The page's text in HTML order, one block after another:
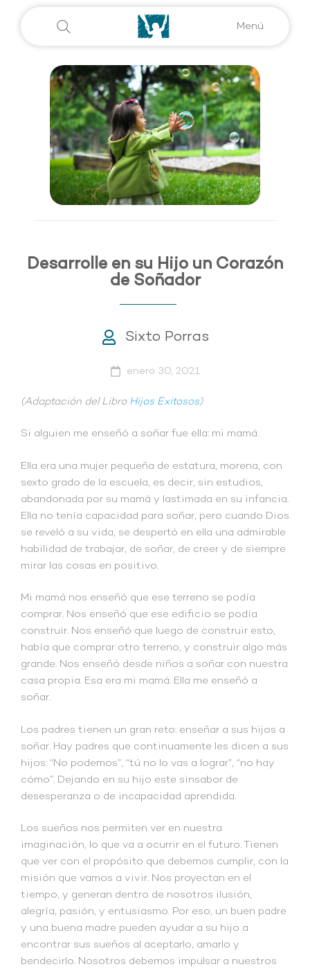
Menú
Desarrolle en su Hijo un Corazón
de Soñador
Sixto Porras
enero 30, 2021
(Adaptación del Libro Hijos Exitosos)
Si alguien me enseñó a soñar fue ella: mi mamá.
Ella era una mujer pequeña de estatura, morena, con
sexto grado de la escuela, es decir, sin estudios,
abandonada por su mamá y lastimada en su infancia.
Ella no tenía capacidad para soñar, pero cuando Dios
se reveló a su vida, se despertó en ella una admirable
habilidad de trabajar, de soñar, de creer y de siempre
mirar las cosas en positivo.
Mi mamá nos enseñó que ese terreno se podía
comprar. Nos enseñó que ese edificio se podía
construir. Nos enseñó que luego de construir esto,
había que comprar otro terreno, y construir algo más
grande. Nos enseñó desde niños a soñar con nuestra
casa propia. Esa era mi mamá. Ella me enseñó a
soñar.
Los padres tienen un gran reto: enseñar a sus hijos a
soñar. Hay padres que continuamente les dicen a sus
hijos: “No podemos”, “tú no lo vas a lograr”, “no hay
cómo”. Dejando en su hijo este sinsabor de
desesperanza o de incapacidad aprendida.
Los sueños nos permiten ver en nuestra
imaginación, lo que va a ocurrir en el futuro. Tienen
que ver con el propósito que debemos cumplir, con la
misión que vamos a vivir. Nos proyectan en el
tiempo, y generan dentro de nosotros ilusión,
alegría, pasión, y entusiasmo. Por eso, un buen padre
y una buena madre pueden ayudar a su hijo a
encontrar sus sueños al aceptarlo, amarlo y
bendecirlo. Nosotros debemos impulsar a nuestros